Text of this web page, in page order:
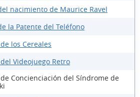
nacimiento de Maurice Ravel
la Patente del Teléfono
los Cereales
Videojuego Retro
Concienciación del Síndrome de